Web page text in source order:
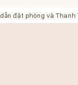
đặt phòng và Thanh